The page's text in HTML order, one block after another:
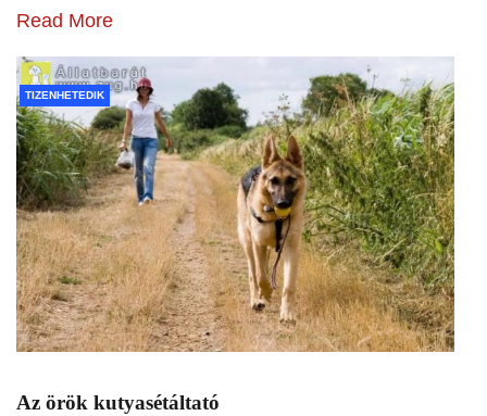
Read More
TIZENHETEDIK
Az örök kutyasétáltató